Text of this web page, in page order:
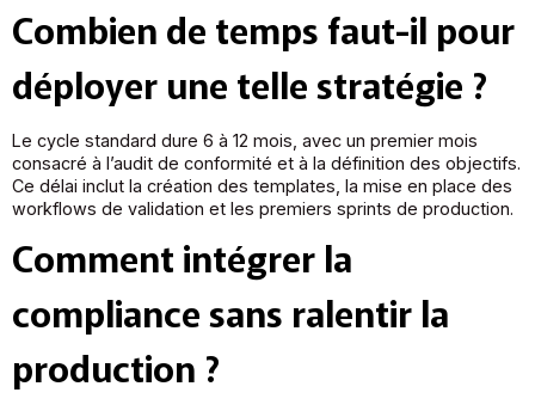
Combien de temps faut-il pour
déployer une telle stratégie ?
Le cycle standard dure 6 à 12 mois, avec un premier mois
consacré à l’audit de conformité et à la définition des objectifs.
Ce délai inclut la création des templates, la mise en place des
workflows de validation et les premiers sprints de production.
Comment intégrer la
compliance sans ralentir la
production ?